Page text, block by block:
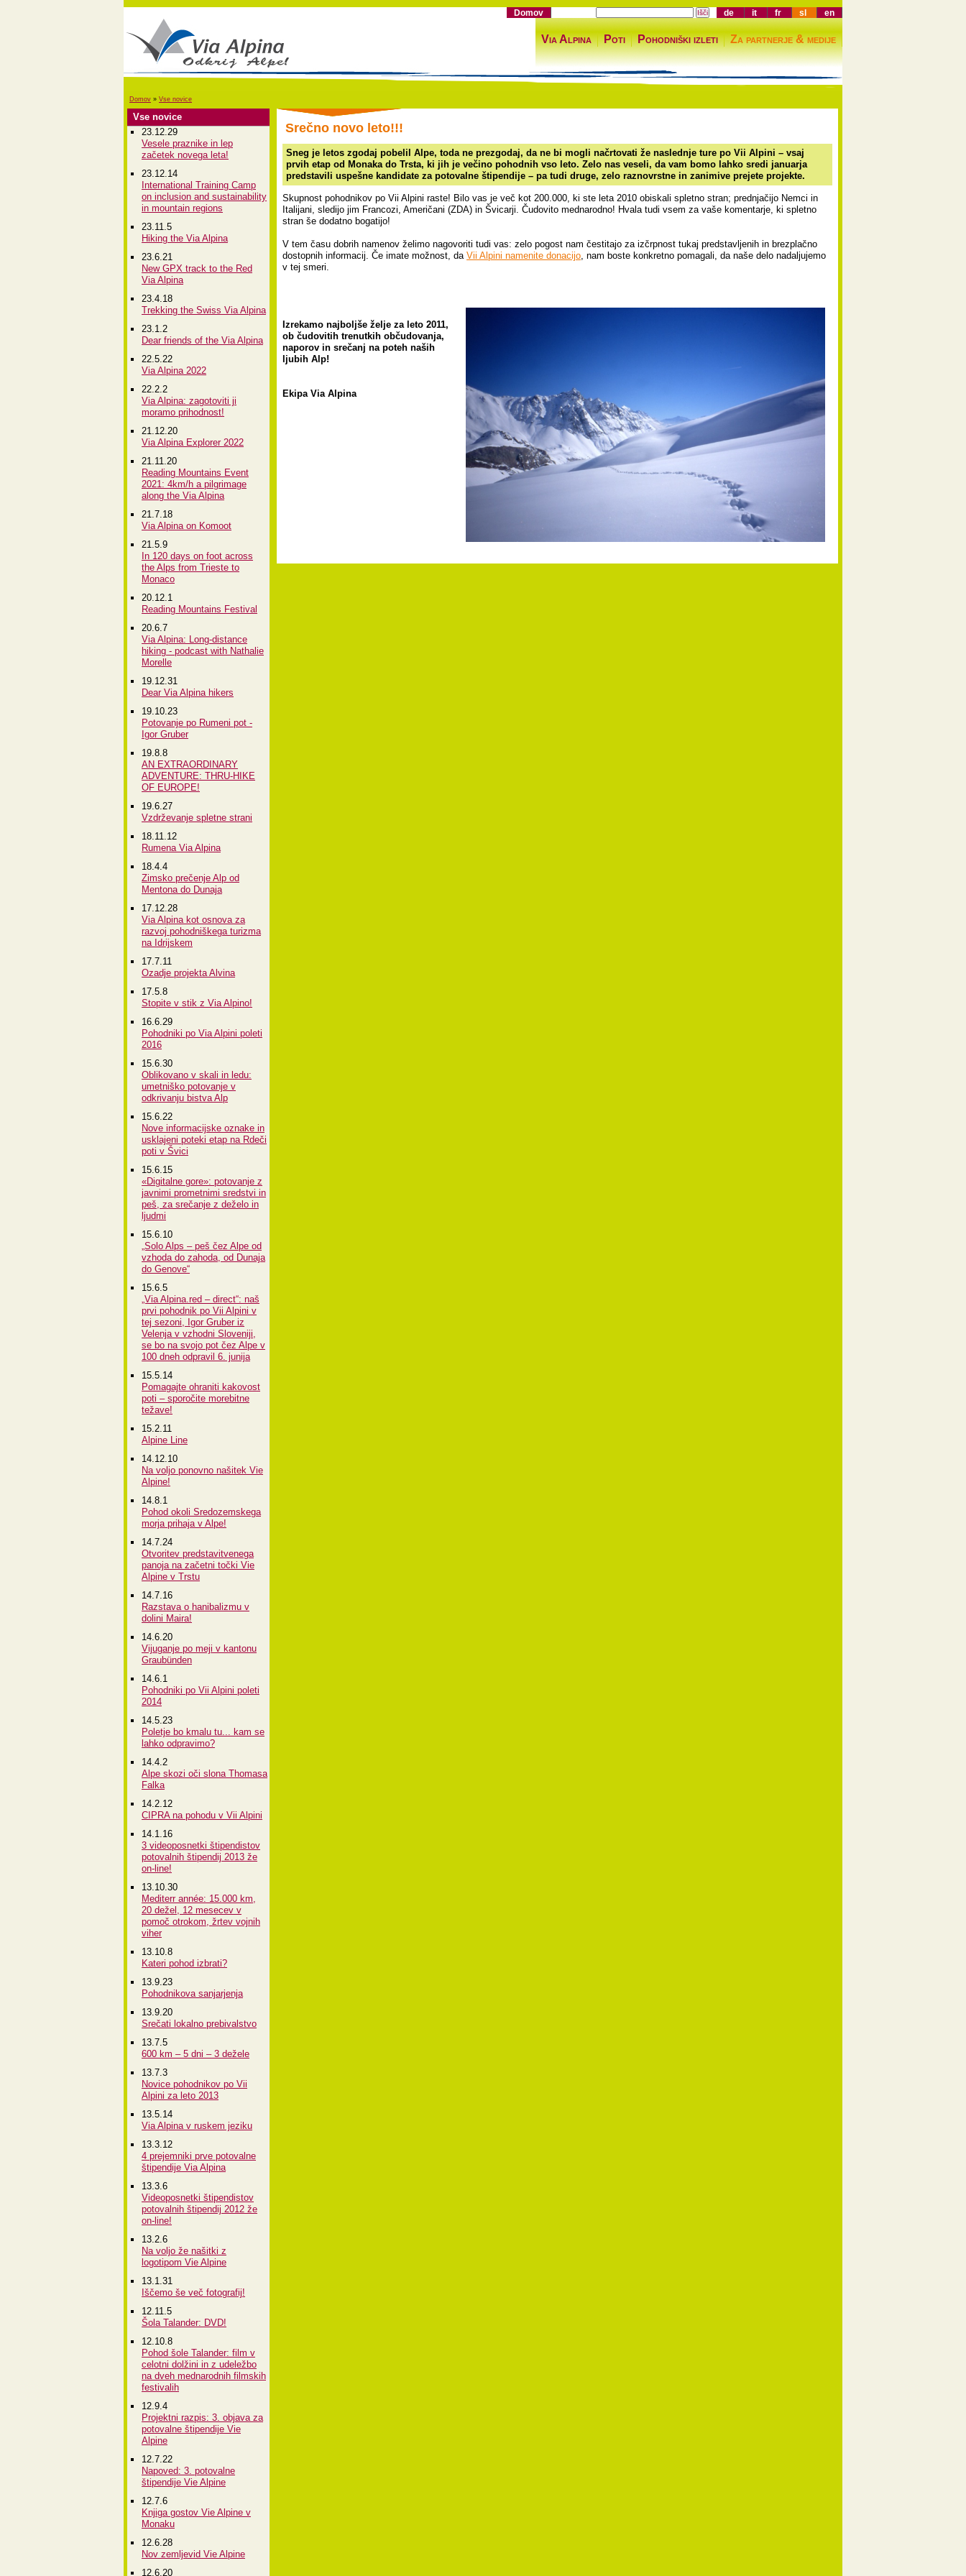
Domov de it fr sl en
Via Alpina Poti Pohodniški izleti Za partnerje & medije
Domov » Vse novice
Vse novice
23.12.29
Vesele praznike in lep
začetek novega leta!
23.12.14
International Training Camp
on inclusion and sustainability
in mountain regions
23.11.5
Hiking the Via Alpina
23.6.21
New GPX track to the Red
Via Alpina
23.4.18
Trekking the Swiss Via Alpina
23.1.2
Dear friends of the Via Alpina
22.5.22
Via Alpina 2022
22.2.2
Via Alpina: zagotoviti ji
moramo prihodnost!
21.12.20
Via Alpina Explorer 2022
21.11.20
Reading Mountains Event
2021: 4km/h a pilgrimage
along the Via Alpina
21.7.18
Via Alpina on Komoot
21.5.9
In 120 days on foot across
the Alps from Trieste to
Monaco
20.12.1
Reading Mountains Festival
20.6.7
Via Alpina: Long-distance
hiking - podcast with Nathalie
Morelle
19.12.31
Dear Via Alpina hikers
19.10.23
Potovanje po Rumeni pot -
Igor Gruber
19.8.8
AN EXTRAORDINARY
ADVENTURE: THRU-HIKE
OF EUROPE!
19.6.27
Vzdrževanje spletne strani
18.11.12
Rumena Via Alpina
18.4.4
Zimsko prečenje Alp od
Mentona do Dunaja
17.12.28
Via Alpina kot osnova za
razvoj pohodniškega turizma
na Idrijskem
17.7.11
Ozadje projekta Alvina
17.5.8
Stopite v stik z Via Alpino!
16.6.29
Pohodniki po Via Alpini poleti
2016
15.6.30
Oblikovano v skali in ledu:
umetniško potovanje v
odkrivanju bistva Alp
15.6.22
Nove informacijske oznake in
usklajeni poteki etap na Rdeči
poti v Švici
15.6.15
«Digitalne gore»: potovanje z
javnimi prometnimi sredstvi in
peš, za srečanje z deželo in
ljudmi
15.6.10
„Solo Alps – peš čez Alpe od
vzhoda do zahoda, od Dunaja
do Genove“
15.6.5
„Via Alpina.red – direct“: naš
prvi pohodnik po Vii Alpini v
tej sezoni, Igor Gruber iz
Velenja v vzhodni Sloveniji,
se bo na svojo pot čez Alpe v
100 dneh odpravil 6. junija
15.5.14
Pomagajte ohraniti kakovost
poti – sporočite morebitne
težave!
15.2.11
Alpine Line
14.12.10
Na voljo ponovno našitek Vie
Alpine!
14.8.1
Pohod okoli Sredozemskega
morja prihaja v Alpe!
14.7.24
Otvoritev predstavitvenega
panoja na začetni točki Vie
Alpine v Trstu
14.7.16
Razstava o hanibalizmu v
dolini Maira!
14.6.20
Vijuganje po meji v kantonu
Graubünden
14.6.1
Pohodniki po Vii Alpini poleti
2014
14.5.23
Poletje bo kmalu tu... kam se
lahko odpravimo?
14.4.2
Alpe skozi oči slona Thomasa
Falka
14.2.12
CIPRA na pohodu v Vii Alpini
14.1.16
3 videoposnetki štipendistov
potovalnih štipendij 2013 že
on-line!
13.10.30
Mediterr année: 15.000 km,
20 dežel, 12 mesecev v
pomoč otrokom, žrtev vojnih
viher
13.10.8
Kateri pohod izbrati?
13.9.23
Pohodnikova sanjarjenja
13.9.20
Srečati lokalno prebivalstvo
13.7.5
600 km – 5 dni – 3 dežele
13.7.3
Novice pohodnikov po Vii
Alpini za leto 2013
13.5.14
Via Alpina v ruskem jeziku
13.3.12
4 prejemniki prve potovalne
štipendije Via Alpina
13.3.6
Videoposnetki štipendistov
potovalnih štipendij 2012 že
on-line!
13.2.6
Na voljo že našitki z
logotipom Vie Alpine
13.1.31
Iščemo še več fotografij!
12.11.5
Šola Talander: DVD!
12.10.8
Pohod šole Talander: film v
celotni dolžini in z udeležbo
na dveh mednarodnih filmskih
festivalih
12.9.4
Projektni razpis: 3. objava za
potovalne štipendije Vie
Alpine
12.7.22
Napoved: 3. potovalne
štipendije Vie Alpine
12.7.6
Knjiga gostov Vie Alpine v
Monaku
12.6.28
Nov zemljevid Vie Alpine
12.6.20
Srečno novo leto!!!
Sneg je letos zgodaj pobelil Alpe, toda ne prezgodaj, da ne bi mogli načrtovati že naslednje ture po Vii Alpini – vsaj
prvih etap od Monaka do Trsta, ki jih je večino pohodnih vso leto. Zelo nas veseli, da vam bomo lahko sredi januarja
predstavili uspešne kandidate za potovalne štipendije – pa tudi druge, zelo raznovrstne in zanimive prejete projekte.
Skupnost pohodnikov po Vii Alpini raste! Bilo vas je več kot 200.000, ki ste leta 2010 obiskali spletno stran; prednjačijo Nemci in
Italijani, sledijo jim Francozi, Američani (ZDA) in Švicarji. Čudovito mednarodno! Hvala tudi vsem za vaše komentarje, ki spletno
stran še dodatno bogatijo!
V tem času dobrih namenov želimo nagovoriti tudi vas: zelo pogost nam čestitajo za izčrpnost tukaj predstavljenih in brezplačno
dostopnih informacij. Če imate možnost, da Vii Alpini namenite donacijo, nam boste konkretno pomagali, da naše delo nadaljujemo
v tej smeri.
Izrekamo najboljše želje za leto 2011,
ob čudovitih trenutkih občudovanja,
naporov in srečanj na poteh naših
ljubih Alp!
Ekipa Via Alpina